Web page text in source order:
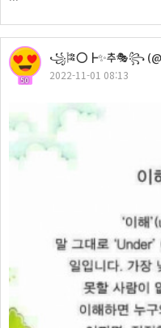
50
꧁🎏⭕┣✨추🎭꧂
2022-11-01 08:13